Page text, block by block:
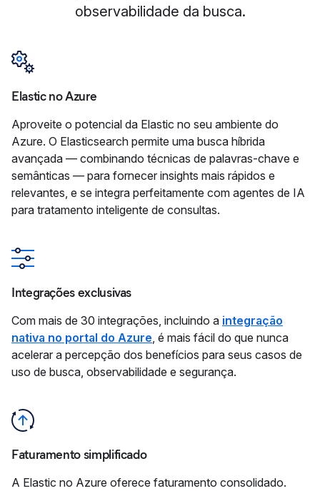
observabilidade da busca.
Elastic no Azure
Aproveite o potencial da Elastic no seu ambiente do
Azure. O Elasticsearch permite uma busca híbrida
avançada — combinando técnicas de palavras-chave e
semânticas — para fornecer insights mais rápidos e
relevantes, e se integra perfeitamente com agentes de IA
para tratamento inteligente de consultas.
Integrações exclusivas
Com mais de 30 integrações, incluindo a integração
nativa no portal do Azure, é mais fácil do que nunca
acelerar a percepção dos benefícios para seus casos de
uso de busca, observabilidade e segurança.
Faturamento simplificado
A Elastic no Azure oferece faturamento consolidado.